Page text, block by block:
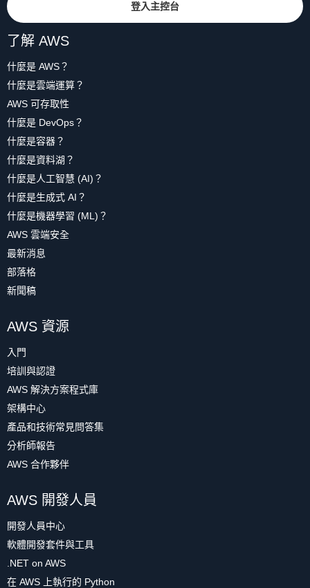
登入主控台
了解 AWS
什麼是 AWS？
什麼是雲端運算？
AWS 可存取性
什麼是 DevOps？
什麼是容器？
什麼是資料湖？
什麼是人工智慧 (AI)？
什麼是生成式 AI？
什麼是機器學習 (ML)？
AWS 雲端安全
最新消息
部落格
新聞稿
AWS 資源
入門
培訓與認證
AWS 解決方案程式庫
架構中心
產品和技術常見問答集
分析師報告
AWS 合作夥伴
AWS 開發人員
開發人員中心
軟體開發套件與工具
.NET on AWS
在 AWS 上執行的 Python